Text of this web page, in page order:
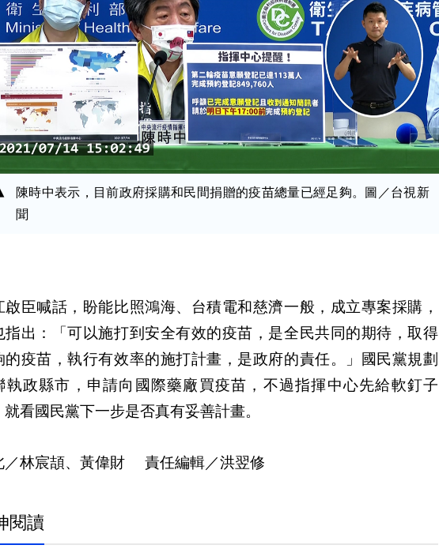
陳時中表示，目前政府採購和民間捐贈的疫苗總量已經足夠。圖／台視新
聞
啟臣喊話，盼能比照鴻海、台積電和慈濟一般，成立專案採購，
指出：「可以施打到安全有效的疫苗，是全民共同的期待，取得
的疫苗，執行有效率的施打計畫，是政府的責任。」國民黨規劃
執政縣市，申請向國際藥廠買疫苗，不過指揮中心先給軟釘子
就看國民黨下一步是否真有妥善計畫。
／林宸頡、黃偉財 責任編輯／洪翌修
閱讀